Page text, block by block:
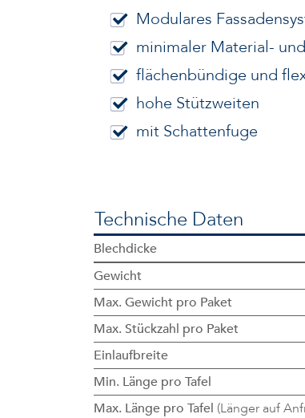
Modulares
minimaler Material-
flächenbündige und
hohe Stützweiten
mit Schattenfuge
Technische Daten
Blechdicke
Gewicht
Max. Gewicht pro Paket
Max. Stückzahl pro Paket
Einlaufbreite
Min. Länge pro Tafel
Max. Länge pro Tafel (Länger auf